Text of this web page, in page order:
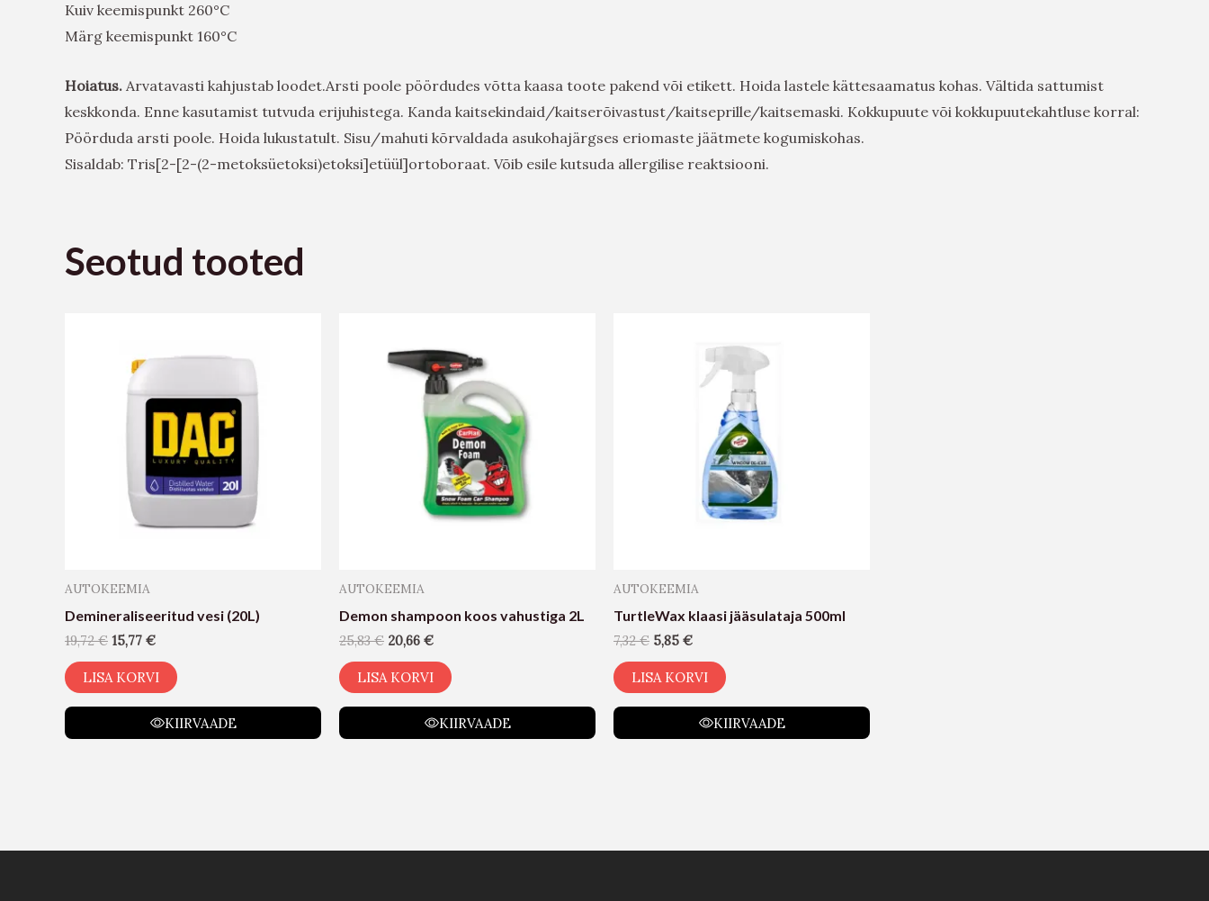
Kuiv keemispunkt 260°C
Märg keemispunkt 160°C
Hoiatus. Arvatavasti kahjustab loodet.Arsti poole pöördudes võtta kaasa toote pakend või etikett. Hoida lastele kättesaamatus kohas. Vältida sattumist
keskkonda. Enne kasutamist tutvuda erijuhistega. Kanda kaitsekindaid/kaitserõivastust/kaitseprille/kaitsemaski. Kokkupuute või kokkupuutekahtluse korral:
Pöörduda arsti poole. Hoida lukustatult. Sisu/mahuti kõrvaldada asukohajärgses eriomaste jäätmete kogumiskohas.
Sisaldab: Tris[2-[2-(2-metoksüetoksi)etoksi]etüül]ortoboraat. Võib esile kutsuda allergilise reaktsiooni.
Seotud tooted
AUTOKEEMIA
Demineraliseeritud vesi (20L)
19,72€ 15,77 €
LISA KORVI
KIIRVAADE
AUTOKEEMIA
Demon shampoon koos vahustiga 2L
25,83€ 20,66 €
LISA KORVI
KIIRVAADE
AUTOKEEMIA
TurtleWax klaasi jääsulataja 500ml
7,32€ 5,85 €
LISA KORVI
KIIRVAADE